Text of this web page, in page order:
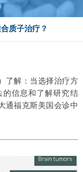
质子治疗？
了解：当选择治疗方
信息和了解研究结
通福克斯美国会诊中